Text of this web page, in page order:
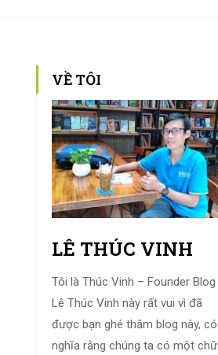
VỀ TÔI
LÊ THÚC VINH
Tôi là Thúc Vinh – Founder Blog
Lê Thúc Vinh này rất vui vì đã
được bạn ghé thăm blog này, có
nghĩa rằng chúng ta có một chữ